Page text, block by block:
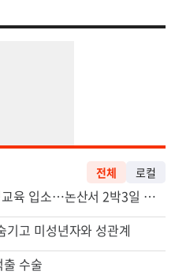
전체 로컬
천하람, 현역 의원 최초 신병교육 입소…논산서 2박3일 생활
고 미성년자와 성관계
수술